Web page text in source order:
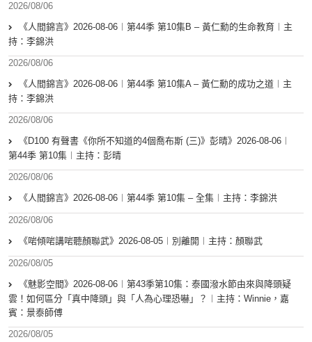
2026/08/06
《人間錦言》2026-08-06︱第44季 第10集B – 黃仁勳的生命教育︱主
持：李錦洪
2026/08/06
《人間錦言》2026-08-06︱第44季 第10集A – 黃仁勳的成功之道︱主
持：李錦洪
2026/08/06
《D100 有聲書《你所不知道的4個喬布斯 (三)》彭晴》2026-08-06︱
第44季 第10集︱主持：彭晴
2026/08/06
《人間錦言》2026-08-06︱第44季 第10集 – 全集︱主持：李錦洪
2026/08/06
《啱傾啱講啱聽顏聯武》2026-08-05︱別離開︱主持：顏聯武
2026/08/05
《魅影空間》2026-08-06︱第43季第10集：泰國潑水節由來與降頭疑
雲！如何區分「真中降頭」與「人為心理恐嚇」？︱主持：Winnie，嘉
賓：景泰師傅
2026/08/05